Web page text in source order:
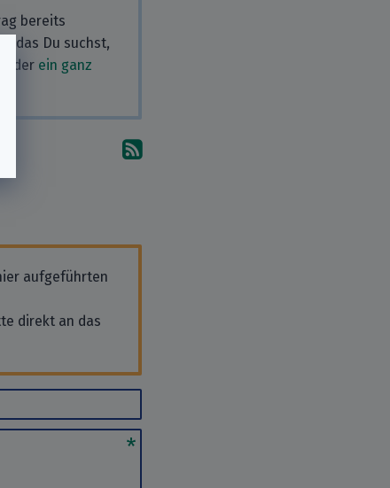
bereits
das Du suchst,
oder ein ganz
Abonniere die
aufgeführten
direkt an das